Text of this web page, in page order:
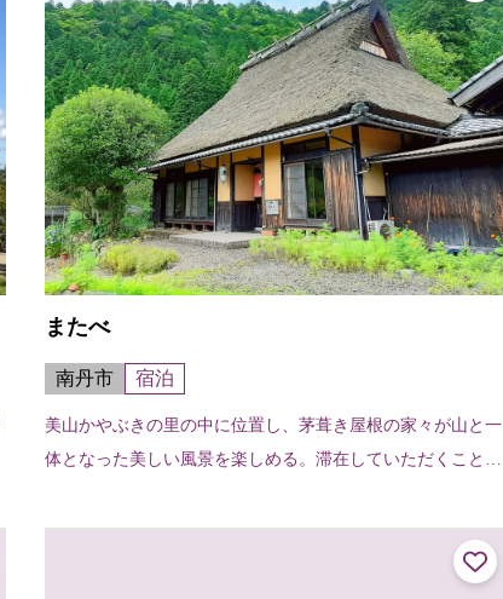
またべ
南丹市 宿泊
美山かやぶきの里の中に位置し、茅葺き屋根の家々が山と一
体となった美しい風景を楽しめる。滞在していただくことで
を感じることができる。ご夕食は美...